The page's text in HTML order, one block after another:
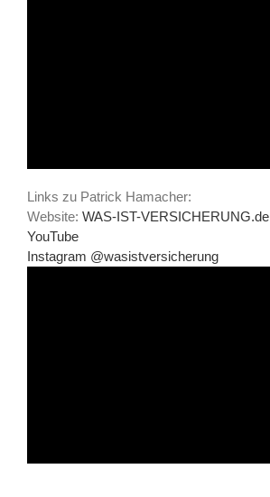
Links zu Patrick Hamacher:
Website: WAS-IST-VERSICHERUNG.de
YouTube
Instagram @wasistversicherung